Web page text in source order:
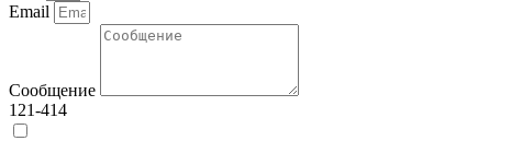
Email
Сообщение
121-414